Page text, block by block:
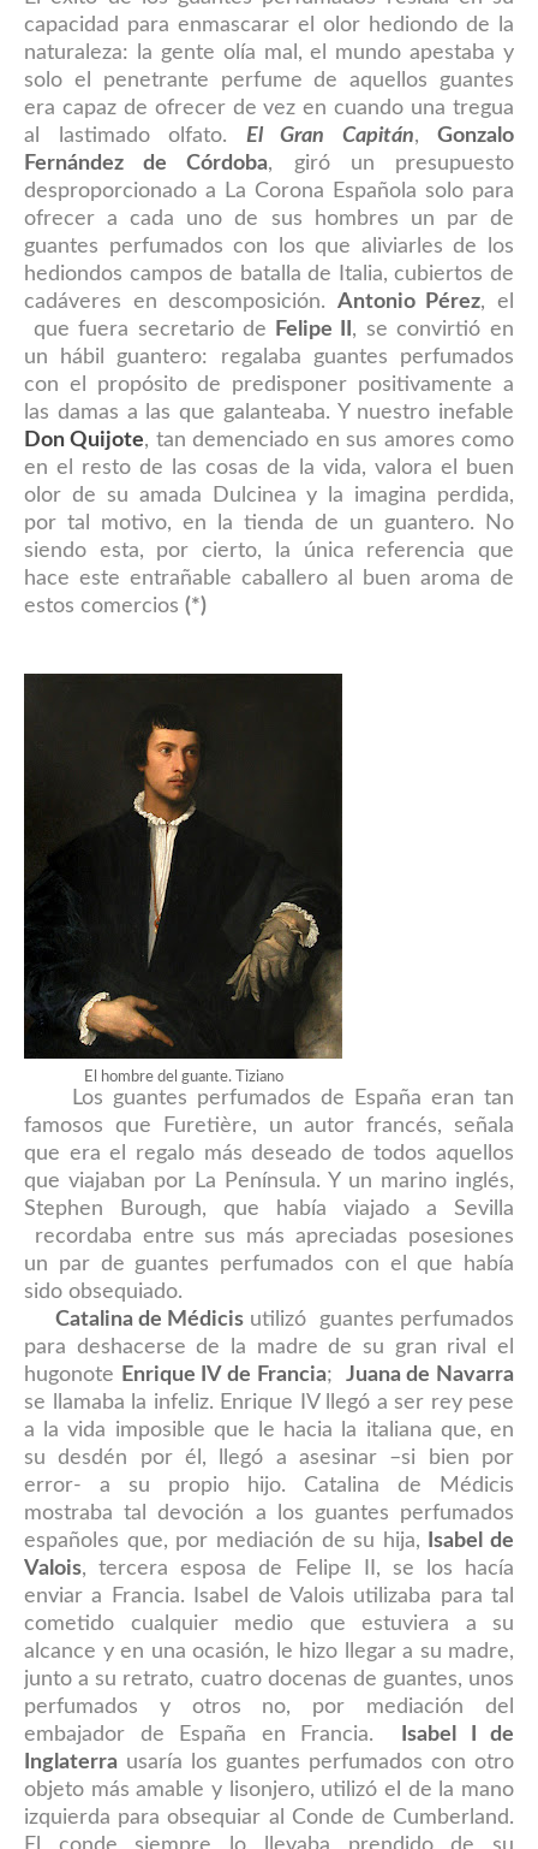
capacidad para enmascarar el olor hediondo de la
naturaleza: la gente olía mal, el mundo apestaba y
solo el penetrante perfume de aquellos guantes
era capaz de ofrecer de vez en cuando una tregua
al lastimado olfato. El Gran Capitán, Gonzalo
Fernández de Córdoba, giró un presupuesto
desproporcionado a La Corona Española solo para
ofrecer a cada uno de sus hombres un par de
guantes perfumados con los que aliviarles de los
hediondos campos de batalla de Italia, cubiertos de
cadáveres en descomposición. Antonio Pérez, el
que fuera secretario de Felipe II , se convirtió en
un hábil guantero: regalaba guantes perfumados
con el propósito de predisponer positivamente a
las damas a las que galanteaba. Y nuestro inefable
Don Quijote, tan demenciado en sus amores como
en el resto de las cosas de la vida, valora el
buen
olor de su amada Dulcinea y la imagina perdida,
por tal motivo, en la tienda de un guantero. No
siendo esta, por cierto, la única referencia que
hace este entrañable caballero al buen aroma de
estos comercios (*)
El hombre del guante. Tiziano
Los guantes perfumados de España eran tan
famosos que Furetière, un autor francés, señala
que era el regalo más deseado de todos aquellos
que viajaban por La Península. Y un marino inglés,
Stephen Burough, que había viajado a Sevilla
recordaba entre sus más apreciadas posesiones
un par de guantes perfumados con el que había
sido obsequiado.
Catalina de Médicis utilizó guantes perfumados
para deshacerse de la madre de su gran rival el
hugonote
Enrique IV de Francia; Juana de Navarra
se llamaba la infeliz. Enrique IV llegó a ser rey pese
a la vida imposible que le hacia la italiana que, en
su desdén por él, llegó a asesinar –si bien por
error- a su propio hijo. Catalina de Médicis
mostraba tal devoción a los guantes perfumados
españoles que, por mediación de su hija,
Isabel de
Valois, tercera esposa de Felipe II, se los hacía
enviar a Francia. Isabel de Valois utilizaba para tal
cometido cualquier medio que estuviera a su
alcance y en una ocasión, le hizo llegar a su madre,
junto a su retrato, cuatro docenas de guantes, unos
perfumados y otros no, por mediación del
embajador de España en Francia.
Isabel I de
Inglaterra usaría los guantes perfumados con otro
objeto más amable y lisonjero, utilizó el de la mano
izquierda para obsequiar al Conde de Cumberland.